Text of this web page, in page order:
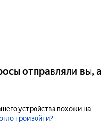
отправляли вы, а
устройства похожи на
произойти?